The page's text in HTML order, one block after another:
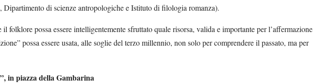
di scienze antropologiche e Istituto di filologia romanza).
possa essere intelligentemente sfruttato quale risorsa, valida e importante per l’affermazione
possa essere usata, alle soglie del terzo millennio, non solo per comprendere il passato, ma per
in piazza della Gambarina